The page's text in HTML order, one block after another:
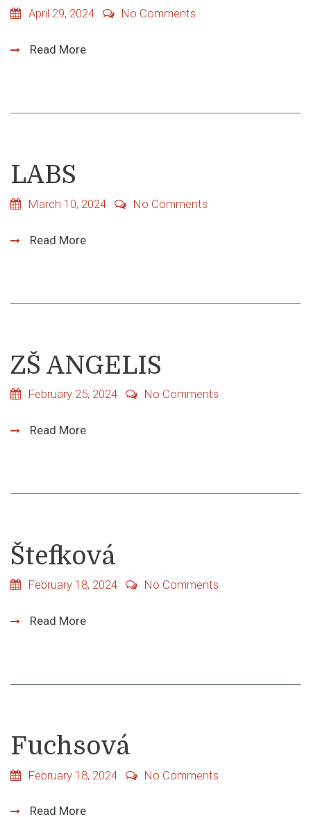
April 29, 2024 No Comments
Read More
LABS
March 10, 2024 No Comments
Read More
ZŠ ANGELIS
February 25, 2024 No Comments
Read More
Štefková
February 18, 2024 No Comments
Read More
Fuchsová
February 18, 2024 No Comments
Read More